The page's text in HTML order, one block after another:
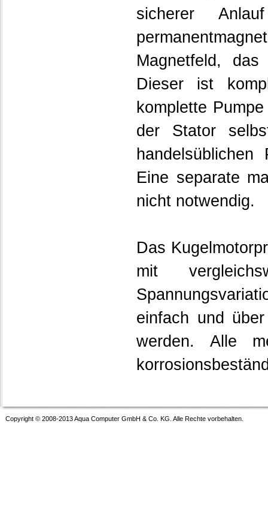
sicherer
Magnetfeld,
Dieser ist
komplette
der Stator
Eine separate
nicht notwendig.
Das
mit
einfach und
werden. Alle
Copyright © 2008-2013 Aqua Computer GmbH & Co. KG. Alle Rechte vorbehalten.